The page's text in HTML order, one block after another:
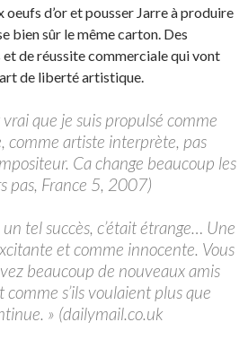
oeufs d’or et pousser Jarre à produire
bien sûr le même carton. Des
et de réussite commerciale qui vont
de liberté artistique.
vrai que je suis propulsé comme
comme artiste interprète, pas
Ca change beaucoup les
pas, France 5, 2007)
tel succès, c’était étrange… Une
et comme innocente. Vous
beaucoup de nouveaux amis
comme s’ils voulaient plus que
» (dailymail.co.uk